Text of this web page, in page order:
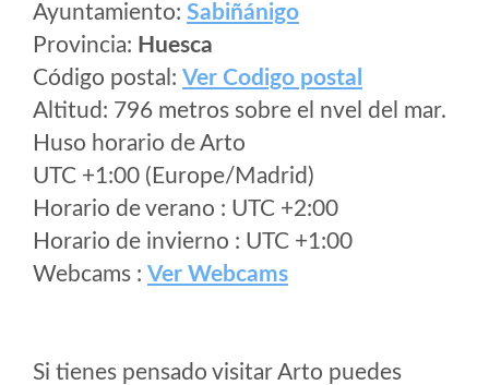
Ayuntamiento: Sabiñánigo
Provincia: Huesca
Código postal: Ver Codigo postal
Altitud: 796 metros sobre el nvel del mar.
Huso horario de Arto
UTC +1:00 (Europe/Madrid)
Horario de verano : UTC +2:00
Horario de invierno : UTC +1:00
Webcams : Ver Webcams
Si tienes pensado visitar Arto puedes